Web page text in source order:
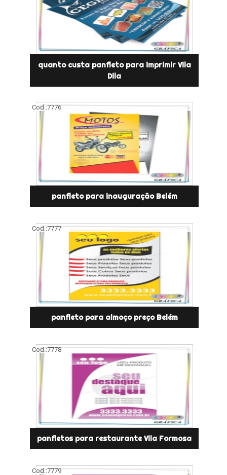
quanto custa panfleto para imprimir Vila
Dila
Cod.:7776
panfleto para inauguração Belém
Cod.:7777
panfleto para almoço preço Belém
Cod.:7778
panfletos para restaurante Vila Formosa
Cod.:7779